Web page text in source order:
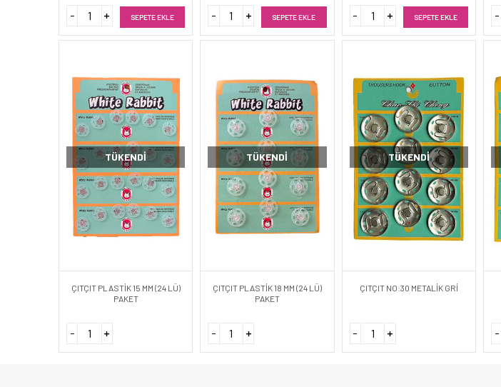
SEPETE EKLE SEPETE EKLE SEPETE EKLE
TÜKENDI
ÇITÇIT PLASTİK 15 MM (24 LÜ)
PAKET
TÜKENDI
ÇITÇIT PLASTİK 18 MM (24 LÜ)
PAKET
TÜKENDI
ÇITÇIT NO:30 METALİK GRİ